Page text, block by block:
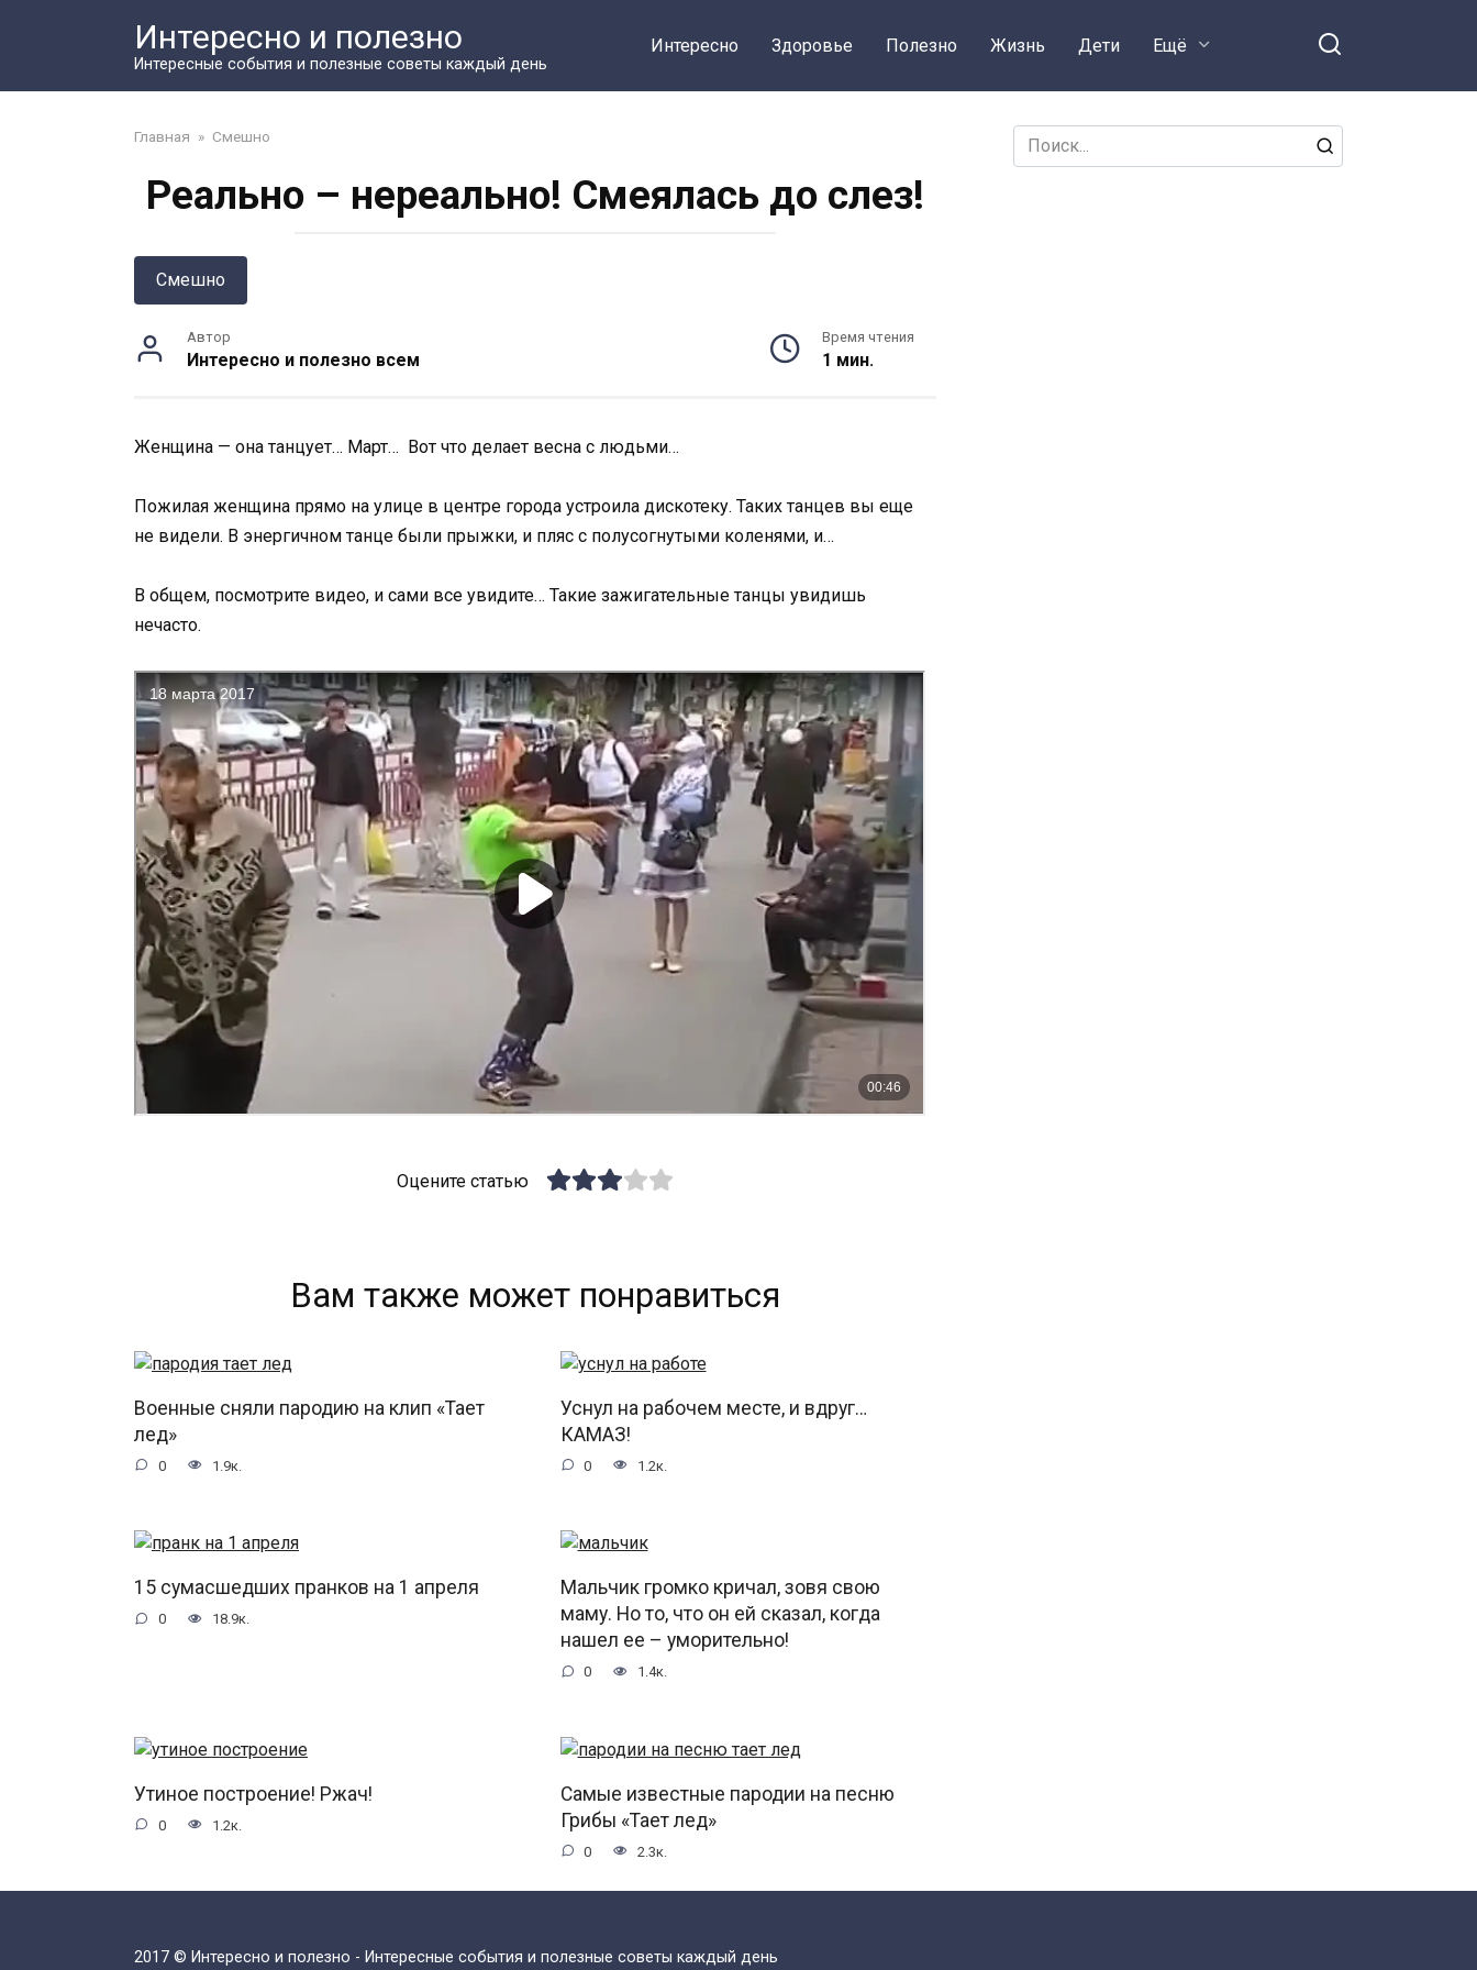
Интересно и полезно
Интересные события и полезные советы каждый день
Интересно Здоровье Полезно Жизнь Дети Ещё
Главная » Смешно
Реально – нереально! Смеялась до слез!
Смешно
Автор
Интересно и полезно всем
Время чтения
1 мин.
Женщина — она танцует… Март… Вот что делает весна с людьми…
Пожилая женщина прямо на улице в центре города устроила дискотеку. Таких танцев вы еще
не видели. В энергичном танце были прыжки, и пляс с полусогнутыми коленями, и…
В общем, посмотрите видео, и сами все увидите… Такие зажигательные танцы увидишь
нечасто.
Оцените статью
Вам также может понравиться
Военные сняли пародию на клип «Тает
лед»
0 1.9к.
Уснул на рабочем месте, и вдруг…
КАМАЗ!
0 1.2к.
15 сумасшедших пранков на 1 апреля
0 18.9к.
Мальчик громко кричал, зовя свою
маму. Но то, что он ей сказал, когда
нашел ее – уморительно!
0 1.4к.
Утиное построение! Ржач!
0 1.2к.
Самые известные пародии на песню
Грибы «Тает лед»
0 2.3к.
Search
for:
2017 © Интересно и полезно - Интересные события и полезные советы каждый день